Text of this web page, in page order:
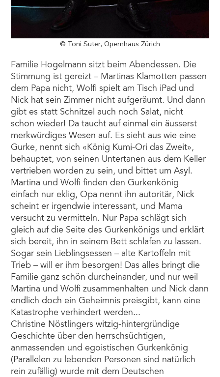
© Toni Suter, Opernhaus Zürich
Familie Hogelmann sitzt beim Abendessen. Die
Stimmung ist gereizt – Martinas Klamotten passen
dem Papa nicht, Wolfi spielt am Tisch iPad und
Nick hat sein Zimmer nicht aufgeräumt. Und dann
gibt es statt Schnitzel auch noch Salat, nicht
schon wieder! Da taucht auf einmal ein äusserst
merkwürdiges Wesen auf. Es sieht aus wie eine
Gurke, nennt sich «König Kumi-Ori das Zweit»,
behauptet, von seinen Untertanen aus dem Keller
vertrieben worden zu sein, und bittet um Asyl.
Martina und Wolfi finden den Gurkenkönig
einfach nur eklig, Opa nennt ihn autoritär, Nick
scheint er irgendwie interessant, und Mama
versucht zu vermitteln. Nur Papa schlägt sich
gleich auf die Seite des Gurkenkönigs und erklärt
sich bereit, ihn in seinem Bett schlafen zu lassen.
Sogar sein Lieblingsessen – alte Kartoffeln mit
Trieb – will er ihm besorgen! Das alles bringt die
Familie ganz schön durcheinander, und nur weil
Martina und Wolfi zusammenhalten und Nick dann
endlich doch ein Geheimnis preisgibt, kann eine
Katastrophe verhindert werden...
Christine Nöstlingers witzig-hintergründige
Geschichte über den herrschsüchtigen,
anmassenden und egoistischen Gurkenkönig
(Parallelen zu lebenden Personen sind natürlich
rein zufällig) wurde mit dem Deutschen